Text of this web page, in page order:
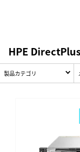
HPE
製品カテゴリ